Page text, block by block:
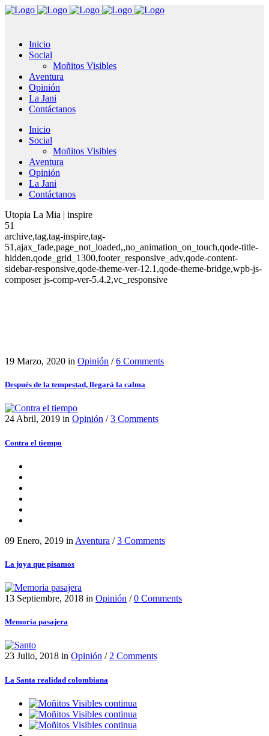
Inicio
Social
Moñitos Visibles
Aventura
Opinión
La Jani
Contáctanos
Inicio
Social
Moñitos Visibles
Aventura
Opinión
La Jani
Contáctanos
Utopia La Mia | inspire
51
archive,tag,tag-inspire,tag-
51,ajax_fade,page_not_loaded,,no_animation_on_touch,qode-title-
hidden,qode_grid_1300,footer_responsive_adv,qode-content-
sidebar-responsive,qode-theme-ver-12.1,qode-theme-bridge,wpb-js-
composer js-comp-ver-5.4.2,vc_responsive
19 Marzo, 2020 in Opinión /6 Comments
Después de la tempestad, llegará la calma
24 Abril, 2019 in Opinión /3 Comments
Contra el tiempo
09 Enero, 2019 in Aventura /3 Comments
La joya que pisamos
13 Septiembre, 2018 in Opinión /0 Comments
Memoria pasajera
23 Julio, 2018 in Opinión / 2 Comments
La Santa realidad colombiana